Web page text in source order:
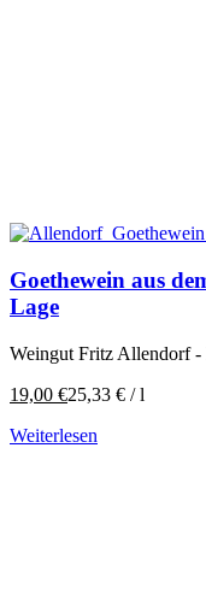
Goethewein aus
Lage
Weingut Fritz Allendorf -
19,00 €25,33 € /l
Weiterlesen